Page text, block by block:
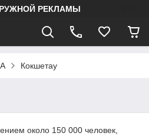
РЕКЛАМЫ
Кокшетау
около 150 000 человек,